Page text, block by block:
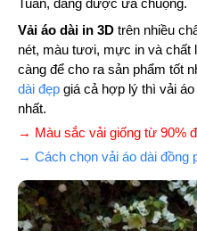
Tuấn, đang được ưa chuộng.
Vải áo dài in 3D trên nhiều
nét, màu tươi, mực in và
càng để cho ra sản phẩm tốt
dài đẹp giá cả hợp lý thì vải
nhất.
→ Màu sắc vải giống từ 90%
→ Cách chọn vải áo dài đồng